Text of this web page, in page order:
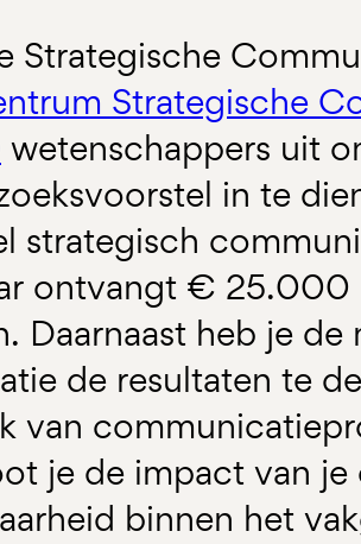
Strategische
Strategische
wetenschappers uit
in te
strategisch
ontvangt € 25.000
Daarnaast heb je
de resultaten te
van
je de impact van
binnen het